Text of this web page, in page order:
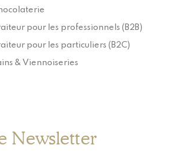
pour les professionnels (B2B)
pour les particuliers (B2C)
& Viennoiseries
Newsletter